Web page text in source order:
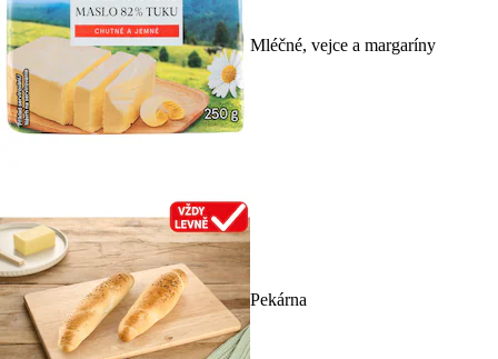
Mléčné, vejce a margaríny
Pekárna